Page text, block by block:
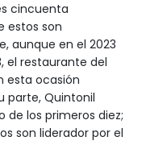
cincuenta
estos son
aunque en el 2023
el restaurante del
esta ocasión
parte, Quintonil
de los primeros diez;
son liderador por el